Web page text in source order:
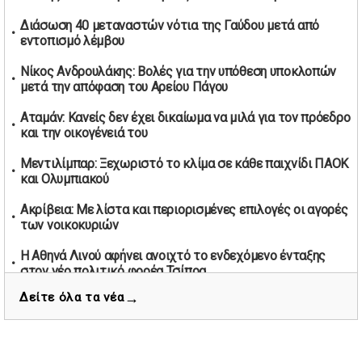
Υπερβολική ταχύτητα στο Αλιβέρι οδήγησε σε σύλληψη
38χρονου οδηγού
01/05/2026 | 19:12
Υποψηφιότητες για τις εκλογές νέας διοίκησης του ΑΟ
Νέων Στύρων
Τουρκία: Ένταση στις συγκεντρώσεις για την Πρωτομαγιά
01/05/2026 | 13:20
στη μνήμη των επτά φιλάθλων
01/05/2026 | 13:03
Θεσσαλονίκη: Στο Ψυχιατρικό Νοσοκομείο ο 20χρονος
που πετούσε αντικείμενα από το μπαλκόνι
Διάσωση 40 μεταναστών νότια της Γαύδου μετά από
εντοπισμό λέμβου
Νίκος Ανδρουλάκης: Βολές για την υπόθεση υποκλοπών
μετά την απόφαση του Αρείου Πάγου
Αταμάν: Κανείς δεν έχει δικαίωμα να μιλά για τον πρόεδρο
και την οικογένειά του
Μεντιλίμπαρ: Ξεχωριστό το κλίμα σε κάθε παιχνίδι ΠΑΟΚ
και Ολυμπιακού
Ακρίβεια: Με λίστα και περιορισμένες επιλογές οι αγορές
των νοικοκυριών
Η Αθηνά Λινού αφήνει ανοιχτό το ενδεχόμενο ένταξης
στον νέο πολιτικό φορέα Τσίπρα
Το ελληνικό Δημόσιο στηρίζει κατηγορία σε τέσσερις
κατηγορούμενους στη δίκη των Τεμπών
Δείτε όλα τα νέα→